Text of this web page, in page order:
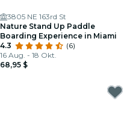
3805 NE 163rd St
Nature Stand Up Paddle
Boarding Experience in Miami
4.3
(6)
16 Aug. - 18 Okt.
68,95 $